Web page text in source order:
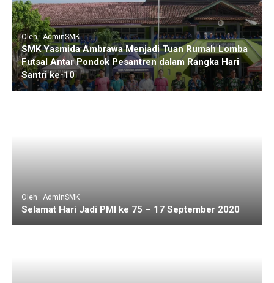
Oleh : AdminSMK
SMK Yasmida Ambrawa Menjadi Tuan Rumah Lomba
Futsal Antar Pondok Pesantren dalam Rangka Hari
Santri ke-10
Oleh : AdminSMK
Selamat Hari Jadi PMI ke 75 – 17 September 2020